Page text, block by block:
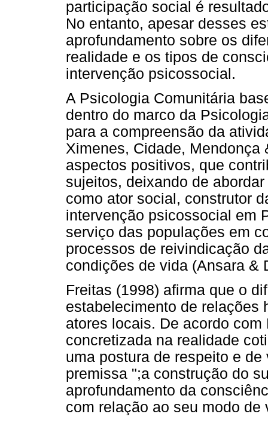
participação social é
No entanto, apesar desses
aprofundamento sobre os
realidade e os tipos de
intervenção psicossocial.
A Psicologia Comunitária
dentro do marco da
para a compreensão da
Ximenes, Cidade, Mendonça
aspectos positivos, que
sujeitos, deixando de
como ator social, construtor
intervenção psicossocial em
serviço das populações em
processos de reivindicação
condições de vida (Ansara &
Freitas (1998) afirma que o
estabelecimento de relações
atores locais. De acordo
concretizada na realidade
uma postura de respeito e
premissa ";a construção do
aprofundamento da
com relação ao seu modo de